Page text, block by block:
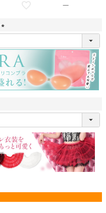
—
(
須
)